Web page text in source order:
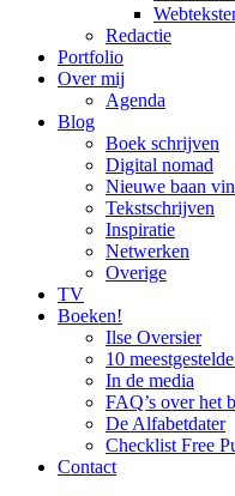
Redactie
Portfolio
Over mij
Agenda
Blog
Boek schrijven
Digital nomad
Nieuwe baan
Tekstschrijven
Inspiratie
Netwerken
Overige
TV
Boeken!
Ilse Oversier
10
In de media
FAQ’s over het
De Alfabetdater
Checklist Free
Contact